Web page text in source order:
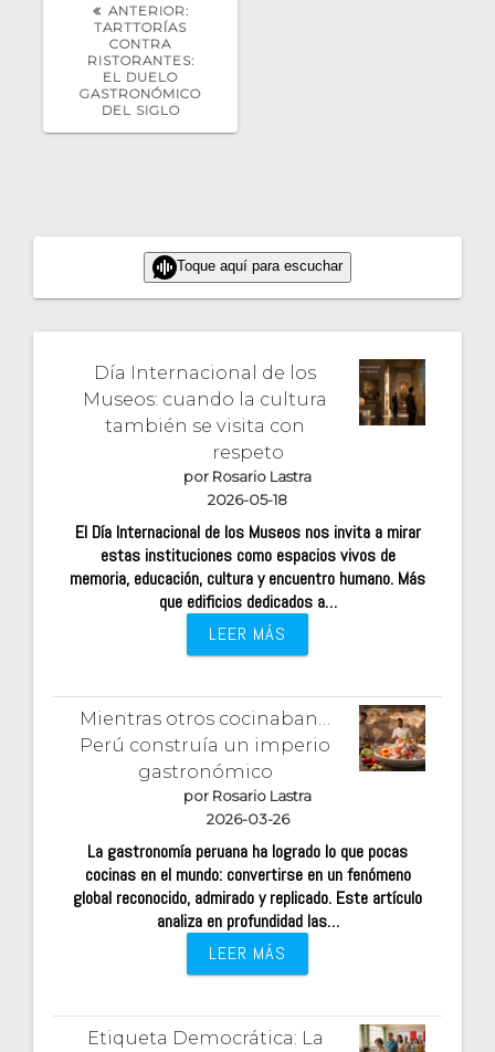
ANTERIOR:POST
TARTTORÍAS
CONTRA
RISTORANTES:
EL DUELO
GASTRONÓMICO
DEL SIGLO
Toque aquí para escuchar
Día Internacional de los
Museos: cuando la cultura
también se visita con
respeto
por Rosario Lastra
2026-05-18
El Día Internacional de los Museos nos invita a mirar
estas instituciones como espacios vivos de
memoria, educación, cultura y encuentro humano. Más
que edificios dedicados a…
LEER MÁS
Mientras otros cocinaban…
Perú construía un imperio
gastronómico
por Rosario Lastra
2026-03-26
La gastronomía peruana ha logrado lo que pocas
cocinas en el mundo: convertirse en un fenómeno
global reconocido, admirado y replicado. Este artículo
analiza en profundidad las…
LEER MÁS
Etiqueta Democrática: La